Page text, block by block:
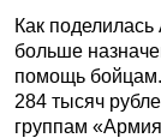
Как
больше
помощь
284 тысяч
группам